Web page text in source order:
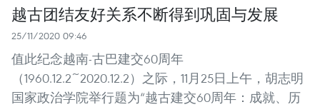
越古团结友好关系不断得到巩固与发展​
25/11/2020 09:46
值此纪念越南-古巴建交60周年
（1960.12.2~2020.12.2）之际，11月25日上午，胡志明
国家政治学院举行题为“越古建交60周年：成就、历